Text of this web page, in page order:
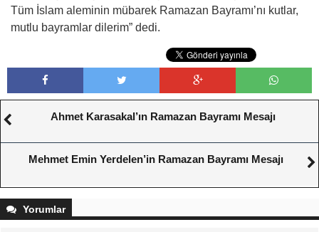
Tüm İslam aleminin mübarek Ramazan Bayramı’nı kutlar,
mutlu bayramlar dilerim” dedi.
Ahmet Karasakal’ın Ramazan Bayramı Mesajı
Mehmet Emin Yerdelen’in Ramazan Bayramı Mesajı
Yorumlar